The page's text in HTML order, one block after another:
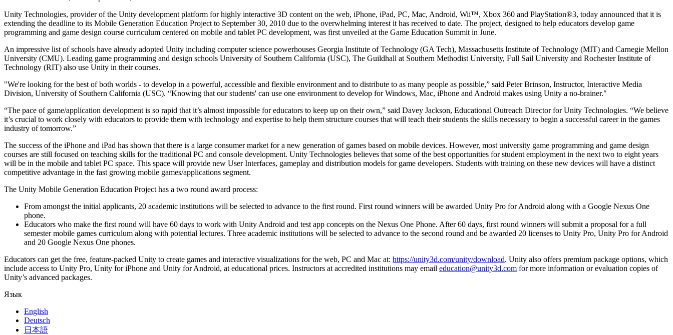
LiveOps
Анализ после запуска и операции с живыми играми
Развивайте
Привлечение пользователей
Будьте замечены и привлекайте мобильных пользователей
Встроенные покупки
Управляйте IAP в магазинах и D2C
Монетизация
Соединяйте игроков с подходящими играми
Примеры использования
Мобильные игры
Создавайте и развивайте мобильные хиты с Unity
Выпускайте большие игры с небольшими командами
XR-игры
Запускайте XR-игры на разных платформах
Многопользовательские игры
Упрощенное создание многопользовательских игр
Торговля
Преобразовать опыт в магазине в онлайн-опыт
Автомобильная отрасль
Увеличьте инновации и впечатления в автомобиле
Посмотреть все отрасли
Истории успеха
Истории успеха из реальной жизни
Руководства по лучшим практикам
Советы и хитрости от экспертов
Демонстрационные проекты
Демо-версии, образцы и строительные блоки
Все ресурсы
Что нового
Обновления, информация и технические советы
Новости
Новости, истории и пресс-центр
Награды Unity
Празднование Unity-креаторов по всему миру
Практические руководства
Практические советы и лучшие практики
Образование
Для студентов
Запустите свою карьеру
Для преподавателей
Улучшите свое преподавание
Лицензия Education Grant
Принесите мощь Unity в ваше учебное заведение
Программы сертификации
Докажите свое мастерство в Unity
Unity Technologies, provider of the Unity development platform for highly interactive 3D content on the web, iPhone, iPad, PC, Mac, Android, Wii™, Xbox 360 and PlayStation®3, today announced that it is
extending the deadline to its Mobile Generation Education Project to September 30, 2010 due to the overwhelming interest it has received to date. The project, designed to help educators develop game
programming and game design course curriculum centered on mobile and tablet PC development, was first unveiled at the Game Education Summit in June.
An impressive list of schools have already adopted Unity including computer science powerhouses Georgia Institute of Technology (GA Tech), Massachusetts Institute of Technology (MIT) and Carnegie Mellon
University (CMU). Leading game programming and design schools University of Southern California (USC), The Guildhall at Southern Methodist University, Full Sail University and Rochester Institute of
Technology (RIT) also use Unity in their courses.
"We're looking for the best of both worlds - to develop in a powerful, accessible and flexible environment and to distribute to as many people as possible,” said Peter Brinson, Instructor, Interactive Media
Division, University of Southern California (USC). “Knowing that our students' can use one environment to develop for Windows, Mac, iPhone and Android makes using Unity a no-brainer."
“The pace of game/application development is so rapid that it’s almost impossible for educators to keep up on their own,” said Davey Jackson, Educational Outreach Director for Unity Technologies. “We believe
it’s crucial to work closely with educators to provide them with technology and expertise to help them structure courses that will teach their students the skills necessary to begin a successful career in the games
industry of tomorrow.”
The success of the iPhone and iPad has shown that there is a large consumer market for a new generation of games based on mobile devices. However, most university game programming and game design
courses are still focused on teaching skills for the traditional PC and console development. Unity Technologies believes that some of the best opportunities for student employment in the next two to eight years
will be in the mobile and tablet PC space. This space will provide new User Interfaces, gameplay and distribution models for game developers. Students with training on these new devices will have a distinct
competitive advantage in the fast growing mobile games/applications segment.
The Unity Mobile Generation Education Project has a two round award process:
From amongst the initial applicants, 20 academic institutions will be selected to advance to the first round. First round winners will be awarded Unity Pro for Android along with a Google Nexus One
phone.
Educators who make the first round will have 60 days to work with Unity Android and test app concepts on the Nexus One Phone. After 60 days, first round winners will submit a proposal for a full
semester mobile games curriculum along with potential lectures. Three academic institutions will be selected to advance to the second round and be awarded 20 licenses to Unity Pro, Unity Pro for Android
and 20 Google Nexus One phones.
Educators can get the free, feature-packed Unity to create games and interactive visualizations for the web, PC and Mac at: https://unity3d.com/unity/download. Unity also offers premium package options, which
include access to Unity Pro, Unity for iPhone and Unity for Android, at educational prices. Instructors at accredited institutions may email education@unity3d.com for more information or evaluation copies of
Unity’s advanced packages.
Язык
English
Deutsch
日本語